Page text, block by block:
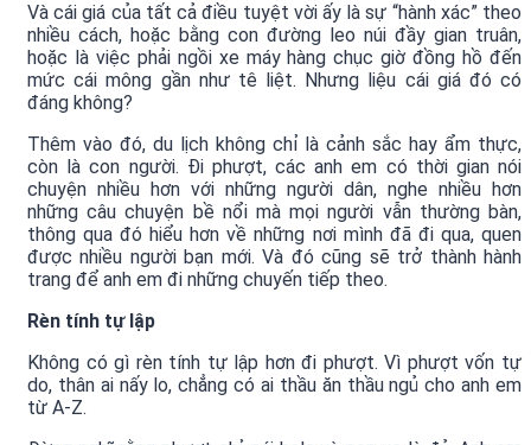
Và cái giá của tất cả điều tuyệt vời ấy là sự “hành xác” theo
nhiều cách, hoặc bằng con đường leo núi đầy gian truân,
hoặc là việc phải ngồi xe máy hàng chục giờ đồng hồ đến
mức cái mông gần như tê liệt. Nhưng liệu cái giá đó có
đáng không?
Thêm vào đó, du lịch không chỉ là cảnh sắc hay ẩm thực,
còn là con người. Đi phượt, các anh em có thời gian nói
chuyện nhiều hơn với những người dân, nghe nhiều hơn
những câu chuyện bề nổi mà mọi người vẫn thường bàn,
thông qua đó hiểu hơn về những nơi mình đã đi qua, quen
được nhiều người bạn mới. Và đó cũng sẽ trở thành hành
trang để anh em đi những chuyến tiếp theo.
Rèn tính tự lập
Không có gì rèn tính tự lập hơn đi phượt. Vì phượt vốn tự
do, thân ai nấy lo, chẳng có ai thầu ăn thầu ngủ cho anh em
từ A-Z.